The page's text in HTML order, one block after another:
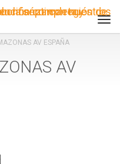
AV ESPAÑA
AV